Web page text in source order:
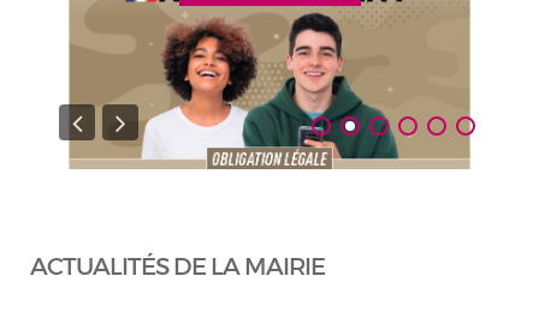
ACTUALITÉS DE LA MAIRIE